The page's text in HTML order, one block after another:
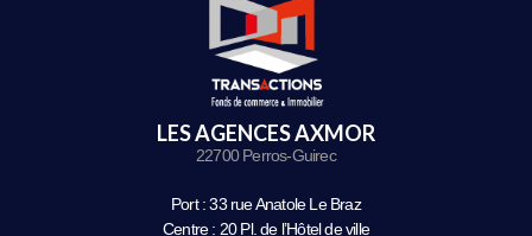
LES AGENCES AXMOR
22700 Perros-Guirec
Port : 33 rue Anatole Le Braz
Centre : 20 Pl. de l’Hôtel de ville